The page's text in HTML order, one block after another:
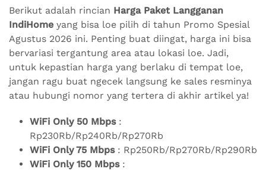
Berikut adalah rincian Harga Paket Langganan
IndiHome yang bisa loe pilih di tahun Promo Spesial
Agustus 2026 ini. Penting buat diingat, harga ini bisa
bervariasi tergantung area atau lokasi loe. Jadi,
untuk kepastian harga yang berlaku di tempat loe,
jangan ragu buat ngecek langsung ke sales resminya
atau hubungi nomor yang tertera di akhir artikel ya!
WiFi Only 50 Mbps:
Rp230Rb/Rp240Rb/Rp270Rb
WiFi Only 75 Mbps: Rp250Rb/Rp270Rb/Rp290Rb
WiFi Only 150 Mbps: